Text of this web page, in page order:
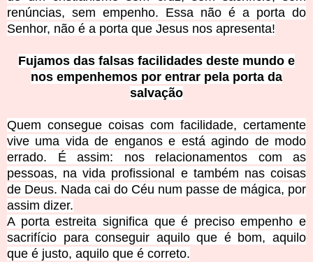
renúncias, sem empenho. Essa não é a porta do
Senhor, não é a porta que Jesus nos apresenta!
Fujamos das falsas facilidades deste mundo e
nos empenhemos por entrar pela porta da
salvação
Quem consegue coisas com facilidade, certamente
vive uma vida de enganos e está agindo de modo
errado. É assim: nos relacionamentos com as
pessoas, na vida profissional e também nas coisas
de Deus. Nada cai do Céu num passe de mágica, por
assim dizer.
A porta estreita significa que é preciso empenho e
sacrifício para conseguir aquilo que é bom, aquilo
que é justo, aquilo que é correto.